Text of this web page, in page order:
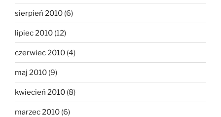
sierpień 2010 (6)
lipiec 2010 (12)
czerwiec 2010 (4)
maj 2010 (9)
kwiecień 2010 (8)
marzec 2010 (6)